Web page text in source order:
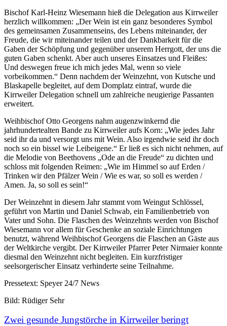
Bischof Karl-Heinz Wiesemann hieß die Delegation aus Kirrweiler
herzlich willkommen: „Der Wein ist ein ganz besonderes Symbol
des gemeinsamen Zusammenseins, des Lebens miteinander, der
Freude, die wir miteinander teilen und der Dankbarkeit für die
Gaben der Schöpfung und gegenüber unserem Herrgott, der uns die
guten Gaben schenkt. Aber auch unseres Einsatzes und Fleißes:
Und deswegen freue ich mich jedes Mal, wenn so viele
vorbeikommen.“ Denn nachdem der Weinzehnt, von Kutsche und
Blaskapelle begleitet, auf dem Domplatz eintraf, wurde die
Kirrweiler Delegation schnell um zahlreiche neugierige Passanten
erweitert.
Weihbischof Otto Georgens nahm augenzwinkernd die
jahrhundertealten Bande zu Kirrweiler aufs Korn: „Wie jedes Jahr
seid ihr da und versorgt uns mit Wein. Also irgendwie seid ihr doch
noch so ein bissel wie Leibeigene.“ Er ließ es sich nicht nehmen, auf
die Melodie von Beethovens „Ode an die Freude“ zu dichten und
schloss mit folgenden Reimen: „Wie im Himmel so auf Erden /
Trinken wir den Pfälzer Wein / Wie es war, so soll es werden /
Amen. Ja, so soll es sein!“
Der Weinzehnt in diesem Jahr stammt vom Weingut Schlössel,
geführt von Martin und Daniel Schwab, ein Familienbetrieb von
Vater und Sohn. Die Flaschen des Weinzehnts werden von Bischof
Wiesemann vor allem für Geschenke an soziale Einrichtungen
benutzt, während Weihbischof Georgens die Flaschen an Gäste aus
der Weltkirche vergibt. Der Kirrweiler Pfarrer Peter Nirmaier konnte
diesmal den Weinzehnt nicht begleiten. Ein kurzfristiger
seelsorgerischer Einsatz verhinderte seine Teilnahme.
Pressetext: Speyer 24/7 News
Bild: Rüdiger Sehr
Zwei gesunde Jungstörche in Kirrweiler beringt